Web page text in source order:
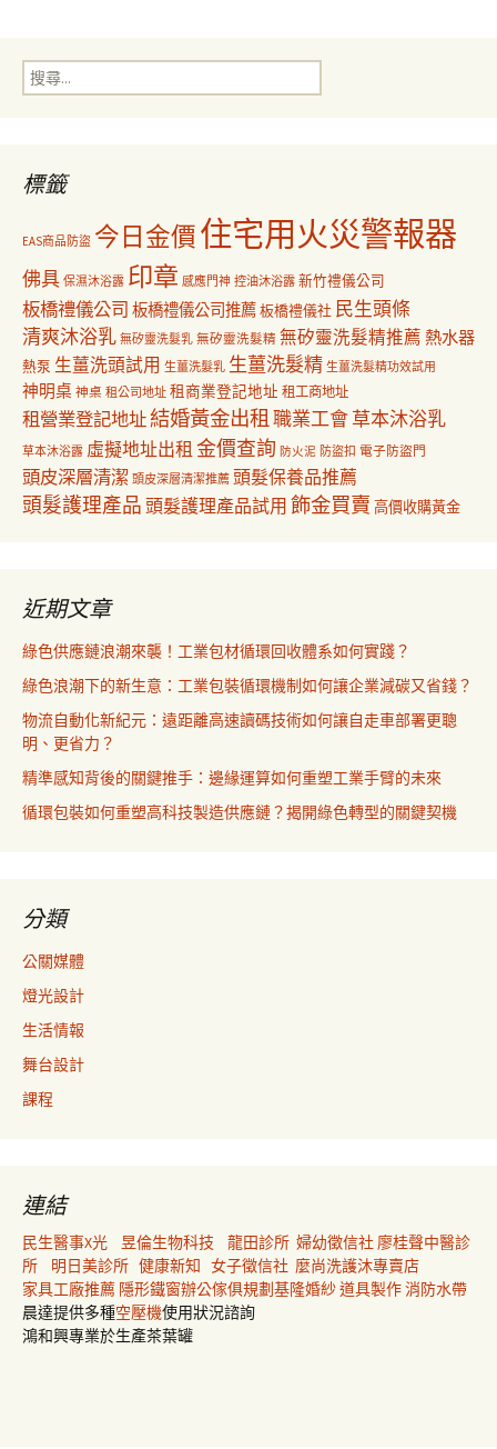
覽
搜
尋
標籤
EAS商品防盜 今日金價住宅用火災警報器
佛具 保濕沐浴露 印章 感應門神 控油沐浴露 新竹禮儀公司
板橋禮儀公司 板橋禮儀公司推薦板橋禮儀社 民生頭條
清爽沐浴乳 無矽靈洗髮乳 無矽靈洗髮精 無矽靈洗髮精推薦 熱水器
熱泵 生薑洗頭試用 生薑洗髮乳 生薑洗髮精 生薑洗髮精功效試用
神明桌 神桌 租公司地址 租商業登記地址 租工商地址
租營業登記地址結婚黃金出租職業工會草本沐浴乳
草本沐浴露 虛擬地址出租 金價查詢 防火泥 防盜扣 電子防盜門
頭皮深層清潔 頭皮深層清潔推薦 頭髮保養品推薦
頭髮護理產品 頭髮護理產品試用 飾金買賣 高價收購黃金
近期文章
綠色供應鏈浪潮來襲！工業包材循環回收體系如何實踐？
綠色浪潮下的新生意：工業包裝循環機制如何讓企業減碳又省錢？
物流自動化新紀元：遠距離高速讀碼技術如何讓自走車部署更聰
明、更省力？
精準感知背後的關鍵推手：邊緣運算如何重塑工業手臂的未來
循環包裝如何重塑高科技製造供應鏈？揭開綠色轉型的關鍵契機
分類
公關媒體
燈光設計
生活情報
舞台設計
課程
連結
民生醫事X光 昱倫生物科技 龍田診所 婦幼徵信社 廖桂聲中醫診
所
明日美診所 健康新知 女子徵信社 麼尚洗護沐專賣店
家具工廠推薦 隱形鐵窗辦公傢俱規劃基隆婚紗道具製作消防水帶
晨達提供多種空壓機使用狀況諮詢
鴻和興專業於生產茶葉罐